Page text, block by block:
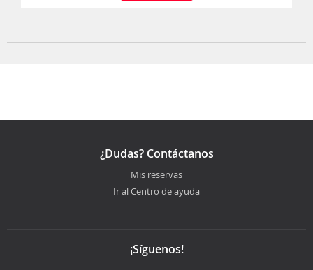
¿Dudas? Contáctanos
Mis reservas
Ir al Centro de ayuda
¡Síguenos!